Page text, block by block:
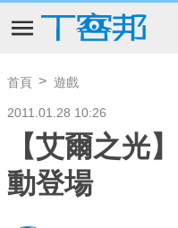
首頁 遊戲
2011.01.28 10:26
【艾爾之光
動登場